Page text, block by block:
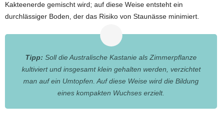
Kakteenerde gemischt wird; auf diese Weise entsteht ein
durchlässiger Boden, der das Risiko von Staunässe minimiert.
Tipp: Soll die Australische Kastanie als Zimmerpflanze
kultiviert und insgesamt klein gehalten werden, verzichtet
man auf ein Umtopfen. Auf diese Weise wird die Bildung
eines kompakten Wuchses erzielt.